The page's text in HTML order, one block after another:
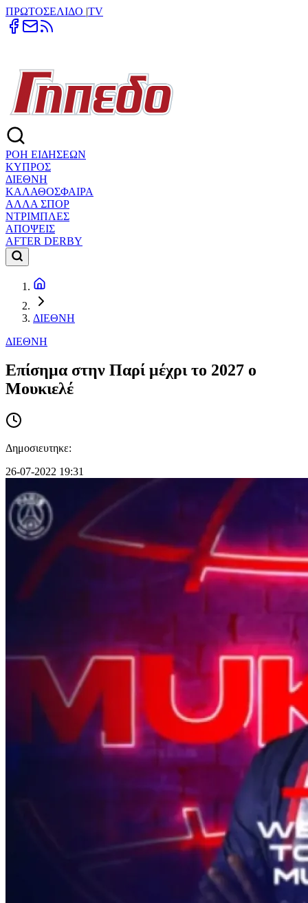
ΠΡΩΤΟΣΕΛΙΔΟ |TV
ΡΟΗ ΕΙΔΗΣΕΩΝ
ΚΥΠΡΟΣ
ΔΙΕΘΝΗ
ΚΑΛΑΘΟΣΦΑΙΡΑ
ΑΛΛΑ ΣΠΟΡ
ΝΤΡΙΜΠΛΕΣ
ΑΠΟΨΕΙΣ
AFTER DERBY
ΔΙΕΘΝΗ
ΔΙΕΘΝΗ
Επίσημα στην Παρί μέχρι το 2027 ο
Μουκιελέ
Δημοσιευτηκε:
26-07-2022 19:31